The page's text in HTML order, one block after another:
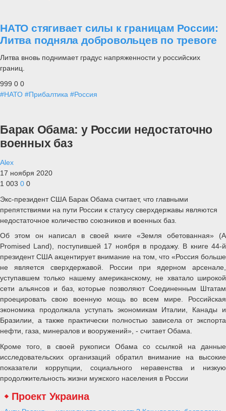
НАТО стягивает силы к границам России:
Литва подняла добровольцев по тревоге
Литва вновь поднимает градус напряженности у российских
границ.
999 0 0
#НАТО #Прибалтика #Россия
Барак Обама: у России недостаточно
военных баз
Alex
17 ноября 2020
1 003 0 0
Экс-президент США Барак Обама считает, что главными
препятствиями на пути России к статусу сверхдержавы являются
недостаточное количество союзников и военных баз.
Об этом он написал в своей книге «Земля обетованная» (A
Promised Land), поступившей 17 ноября в продажу. В книге 44-й
президент США акцентирует внимание на том, что «Россия больше
не является сверхдержавой. России при ядерном арсенале,
уступавшем только нашему американскому, не хватало широкой
сети альянсов и баз, которые позволяют Соединенным Штатам
проецировать свою военную мощь во всем мире. Российская
экономика продолжала уступать экономикам Италии, Канады и
Бразилии, а также практически полностью зависела от экспорта
нефти, газа, минералов и вооружений», - считает Обама.
Кроме того, в своей рукописи Обама со ссылкой на данные
исследовательских организаций обратил внимание на высокие
показатели коррупции, социального неравенства и низкую
продолжительность жизни мужского населения в России
Проект Украина